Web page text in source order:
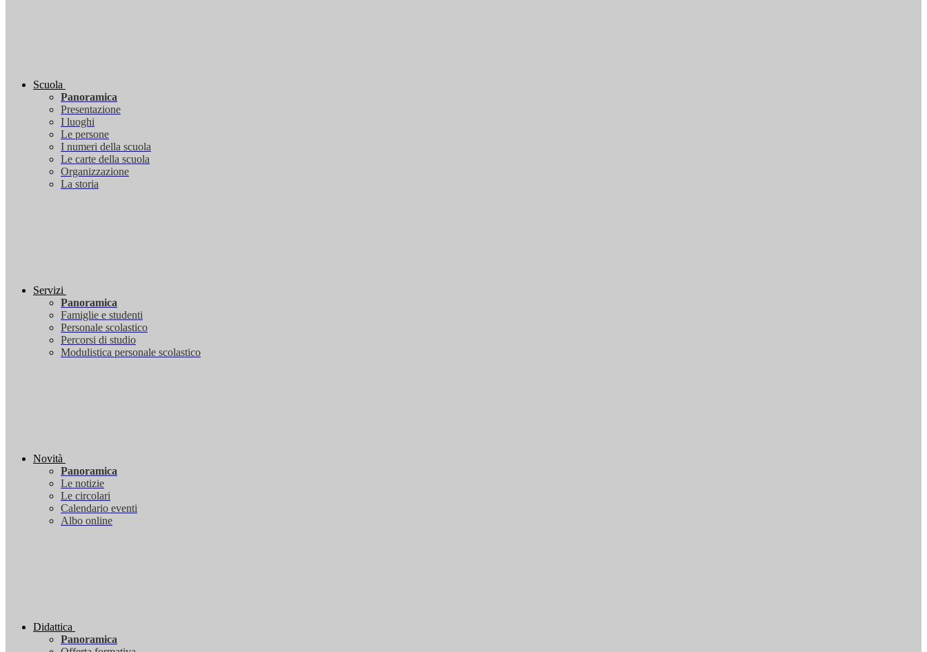
Scuola
Panoramica
Presentazione
I luoghi
Le persone
I numeri della scuola
Le carte della scuola
Organizzazione
La storia
Servizi
Panoramica
Famiglie e studenti
Personale scolastico
Percorsi di studio
Modulistica personale scolastico
Novità
Panoramica
Le notizie
Le circolari
Calendario eventi
Albo online
Didattica
Panoramica